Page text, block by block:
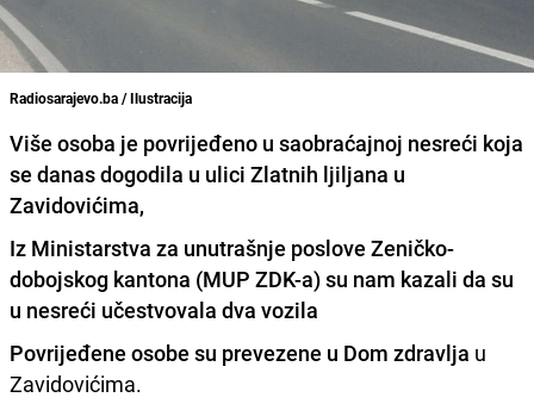
Radiosarajevo.ba / Ilustracija
Više osoba je povrijeđeno u saobraćajnoj nesreći koja
se danas dogodila u ulici Zlatnih ljiljana u
Zavidovićima,
Iz Ministarstva za unutrašnje poslove Zeničko-
dobojskog kantona (MUP ZDK-a) su nam kazali da su
u nesreći učestvovala dva vozila
Povrijeđene osobe su prevezene u Dom zdravlja u
Zavidovićima.